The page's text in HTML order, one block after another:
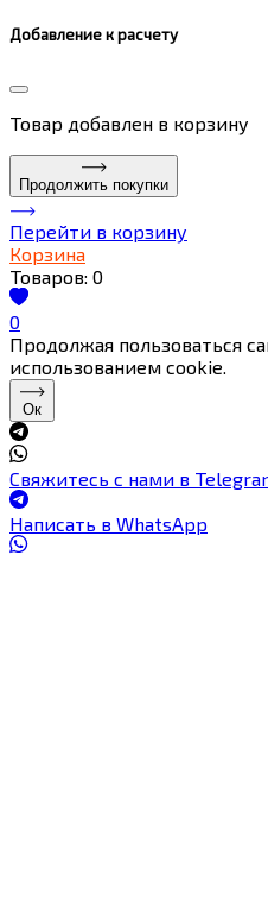
Добавление к расчету
Товар добавлен в корзину
Продолжить покупки
Перейти в корзину
Корзина
Товаров: 0
0
Продолжая пользоваться
использованием cookie.
Ок
Свяжитесь с нами в
Написать в WhatsApp